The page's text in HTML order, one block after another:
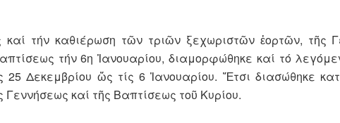
καί τήν καθιέρωση τῶν τριῶν ξεχωριστῶν ἑορτῶν, τῆς
τήν 6η Ἰανουαρίου, διαμορφώθηκε καί τό
25 Δεκεμβρίου ὥς τίς 6 Ἰανουαρίου. Ἔτσι διασώθηκε
καί τῆς Βαπτίσεως τοῦ Κυρίου.